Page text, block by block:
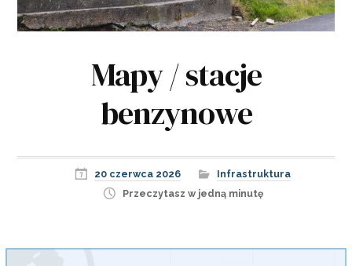
Mapy / stacje
benzynowe
20 czerwca 2026
Infrastruktura
Przeczytasz w jedną minutę